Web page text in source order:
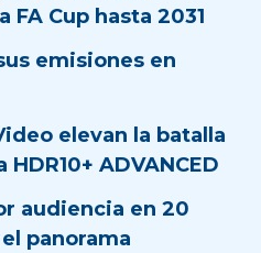
FA Cup hasta 2031
emisiones en
elevan la batalla
ADVANCED
audiencia en 20
panorama